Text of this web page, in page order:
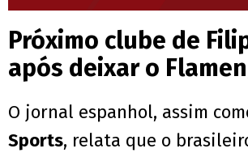
Próximo clube de
após deixar o
O jornal espanhol, assim
Sports, relata que o